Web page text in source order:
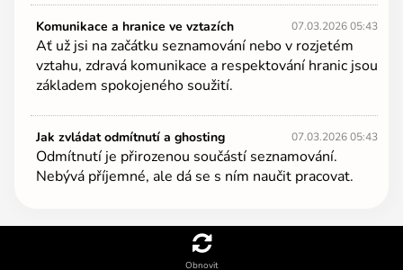
Obnovit
Komunikace a hranice ve vztazích 07.03.2026 05:43
Ať už jsi na začátku seznamování nebo v rozjetém
vztahu, zdravá komunikace a respektování hranic jsou
základem spokojeného soužití.
Jak zvládat odmítnutí a ghosting 07.03.2026 05:43
Odmítnutí je přirozenou součástí seznamování.
Nebývá příjemné, ale dá se s ním naučit pracovat.